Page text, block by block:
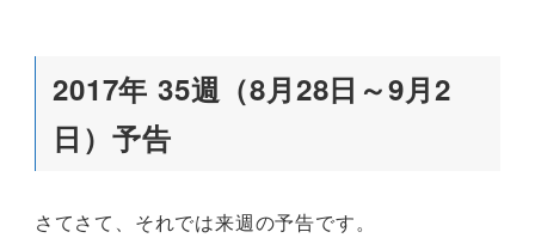
2017年 35週（8月28日～9月2
日）予告
さてさて、それでは来週の予告です。